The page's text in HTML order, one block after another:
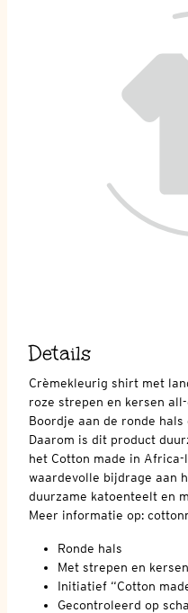
Details
Crèmekleurig shirt met
roze strepen en kersen
Boordje aan de ronde
Daarom is dit product
het Cotton made in
waardevolle bijdrage aan
duurzame katoenteelt en
Meer informatie op:
Ronde hals
Met strepen en
Initiatief “Cotton
Gecontroleerd op